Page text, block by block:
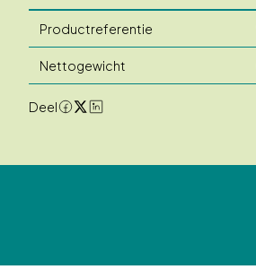
Productreferentie
Nettogewicht
Deel